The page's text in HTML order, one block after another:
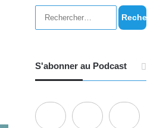
Rechercher :
S'abonner au Podcast